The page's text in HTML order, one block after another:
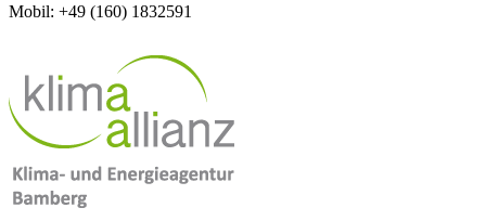
Mobil: +49 (160) 1832591